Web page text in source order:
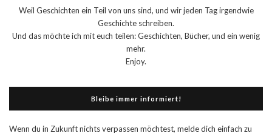
Weil Geschichten ein Teil von uns sind, und wir jeden Tag irgendwie
Geschichte schreiben.
Und das möchte ich mit euch teilen: Geschichten, Bücher, und ein wenig
mehr.
Enjoy.
Bleibe immer informiert!
Wenn du in Zukunft nichts verpassen möchtest, melde dich einfach zu